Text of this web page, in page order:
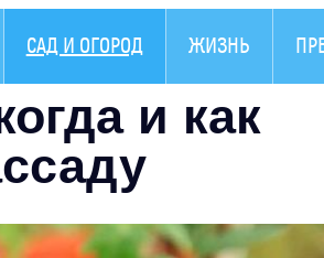
САД И ОГОРОД ЖИЗНЬ
и как